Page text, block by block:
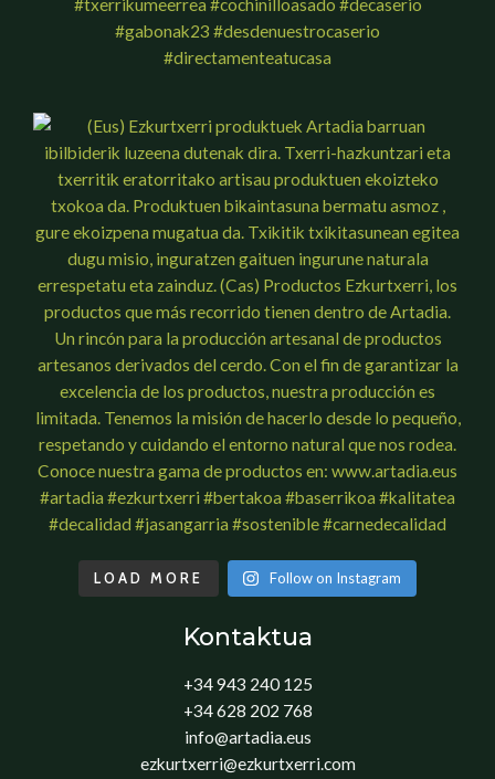
LOAD MORE Follow on Instagram
Kontaktua
+34 943 240 125
+34 628 202 768
info@artadia.eus
ezkurtxerri@ezkurtxerri.com